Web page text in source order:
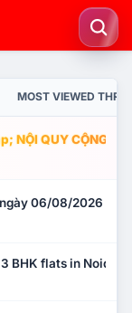
MOST VIEWED
NỘI QUY CỘNG
06/08/2026
BHK flats in Noida?